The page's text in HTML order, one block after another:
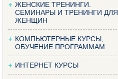
ЖЕНСКИЕ ТРЕНИНГИ.
СЕМИНАРЫ И ТРЕНИНГИ ДЛЯ
ЖЕНЩИН
КОМПЬЮТЕРНЫЕ КУРСЫ,
ОБУЧЕНИЕ ПРОГРАММАМ
ИНТЕРНЕТ КУРСЫ